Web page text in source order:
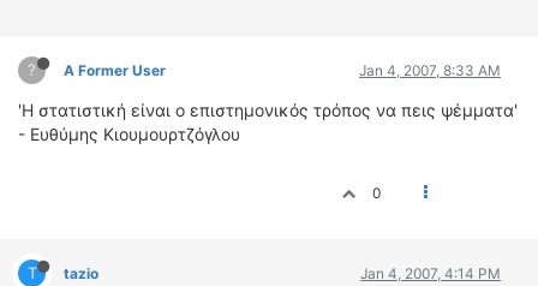
? A Former User Jan 4, 2007, 8:33 AM
'Η στατιστική είναι ο επιστημονικός τρόπος να πεις ψέμματα'
- Ευθύμης Κιουμουρτζόγλου
0
T tazio Jan 4, 2007, 4:14 PM